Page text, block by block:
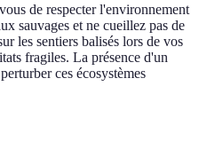
de respecter l'environnement
sauvages et ne cueillez pas de
les sentiers balisés lors de vos
fragiles. La présence d'un
ces écosystèmes